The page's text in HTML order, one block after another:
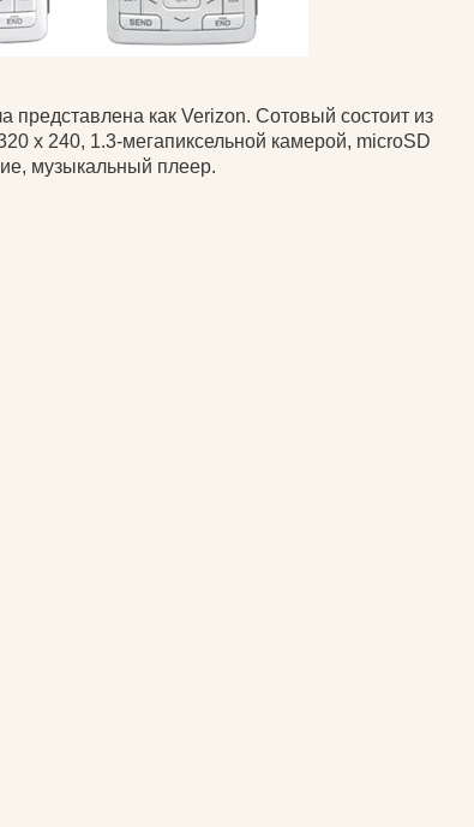
как Verizon. Сотовый состоит из
x 240, 1.3-мегапиксельной камерой, microSD
музыкальный плеер.